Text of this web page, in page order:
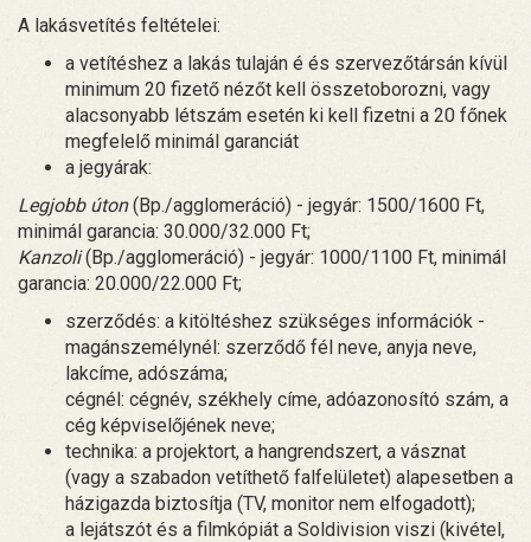
A lakásvetítés feltételei:
a vetítéshez a lakás tulaján é és szervezőtársán kívül
minimum 20 fizető nézőt kell összetoborozni, vagy
alacsonyabb létszám esetén ki kell fizetni a 20 főnek
megfelelő minimál garanciát
a jegyárak:
Legjobb úton(Bp./agglomeráció) - jegyár: 1500/1600 Ft,
minimál garancia: 30.000/32.000 Ft;
Kanzoli(Bp./agglomeráció) - jegyár: 1000/1100 Ft, minimál
garancia: 20.000/22.000 Ft;
szerződés: a kitöltéshez szükséges információk -
magánszemélynél: szerződő fél neve, anyja neve,
lakcíme, adószáma;
cégnél: cégnév, székhely címe, adóazonosító szám, a
cég képviselőjének neve;
technika: a projektort, a hangrendszert, a vásznat
(vagy a szabadon vetíthető falfelületet) alapesetben a
házigazda biztosítja (TV, monitor nem elfogadott);
a lejátszót és a filmkópiát a Soldivision viszi (kivétel,